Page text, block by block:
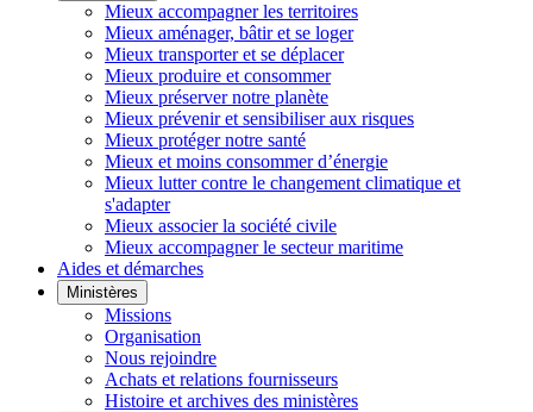
Mieux accompagner les territoires
Mieux aménager, bâtir et se loger
Mieux transporter et se déplacer
Mieux produire et consommer
Mieux préserver notre planète
Mieux prévenir et sensibiliser aux risques
Mieux protéger notre santé
Mieux et moins consommer d’énergie
Mieux lutter contre le changement climatique et
s'adapter
Mieux associer la société civile
Mieux accompagner le secteur maritime
Aides et démarches
Ministères
Missions
Organisation
Nous rejoindre
Achats et relations fournisseurs
Histoire et archives des ministères